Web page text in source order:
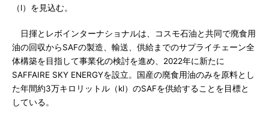
（l）を見込む。
日揮とレボインターナショナルは、コスモ石油と共同で廃食用
油の回収からSAFの製造、輸送、供給までのサプライチェーン全
体構築を目指して事業化の検討を進め、2022年に新たに
SAFFAIRE SKY ENERGYを設立。国産の廃食用油のみを原料とし
た年間約3万キロリットル（kl）のSAFを供給することを目標と
している。